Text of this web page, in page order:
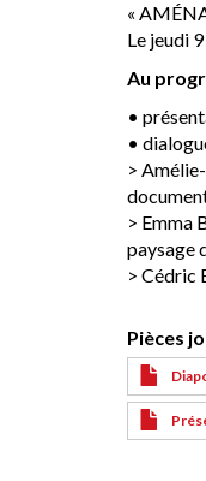
«
Le jeudi
Au
•
•
>
> Emma
paysage
> Cédric
Pièces